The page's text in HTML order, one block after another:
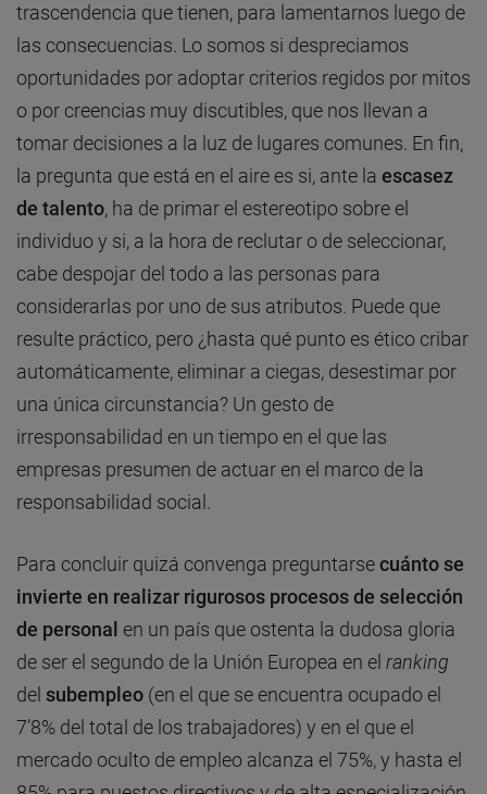
trascendencia que tienen, para lamentarnos luego de
las consecuencias. Lo somos si despreciamos
oportunidades por adoptar criterios regidos por mitos
o por creencias muy discutibles, que nos llevan a
tomar decisiones a la luz de lugares comunes. En fin,
la pregunta que está en el aire es si, ante la escasez
de talento, ha de primar el estereotipo sobre el
individuo y si, a la hora de reclutar o de seleccionar,
cabe despojar del todo a las personas para
considerarlas por uno de sus atributos. Puede que
resulte práctico, pero ¿hasta qué punto es ético cribar
automáticamente, eliminar a ciegas, desestimar por
una única circunstancia? Un gesto de
irresponsabilidad en un tiempo en el que las
empresas presumen de actuar en el marco de la
responsabilidad social.
Para concluir quizá convenga preguntarsecuánto se
invierte en realizar rigurosos procesos de selección
de personal en un país que ostenta la dudosa gloria
de ser el segundo de la Unión Europea en el ranking
del subempleo (en el que se encuentra ocupado el
7’8% del total de los trabajadores) y en el que el
mercado oculto de empleo alcanza el 75%, y hasta el